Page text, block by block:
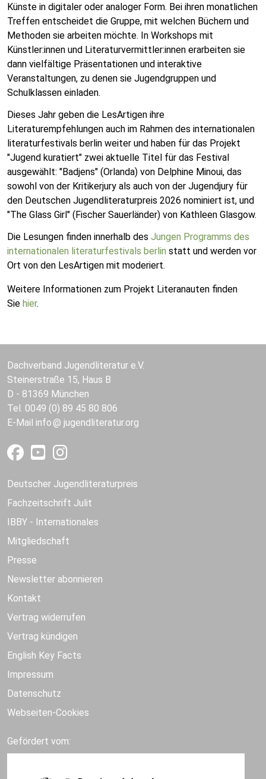
Künste in digitaler oder analoger Form. Bei ihren monatlichen
Treffen entscheidet die Gruppe, mit welchen Büchern und
Methoden sie arbeiten möchte. In Workshops mit
Künstler:innen und Literaturvermittler:innen erarbeiten sie
dann vielfältige Präsentationen und interaktive
Veranstaltungen, zu denen sie Jugendgruppen und
Schulklassen einladen.
Dieses Jahr geben die LesArtigen ihre
Literaturempfehlungen auch im Rahmen des internationalen
literaturfestivals berlin weiter und haben für das Projekt
"Jugend kuratiert" zwei aktuelle Titel für das Festival
ausgewählt: "Badjens" (Orlanda) von Delphine Minoui, das
sowohl von der Kritikerjury als auch von der Jugendjury für
den Deutschen Jugendliteraturpreis 2026 nominiert ist, und
"The Glass Girl" (Fischer Sauerländer) von Kathleen Glasgow.
Die Lesungen finden innerhalb des Jungen Programms des
internationalen literaturfestivals berlin statt und werden vor
Ort von den LesArtigen mit moderiert.
Weitere Informationen zum Projekt Literanauten finden
Sie hier.
Dachverband Jugendliteratur e.V.
Steinerstraße 15, Haus B
D - 81369 München
Tel. 0049 (0) 89 45 80 806
E-Mail info jugendliteratur.org
Deutscher Jugendliteraturpreis
Fachzeitschrift Julit
IBBY - Internationales
Mitgliedschaft
Presse
Newsletter abonnieren
Kontakt
Vertrag widerrufen
Vertrag kündigen
English Key Facts
Impressum
Datenschutz
Webseiten-Cookies
Gefördert vom: